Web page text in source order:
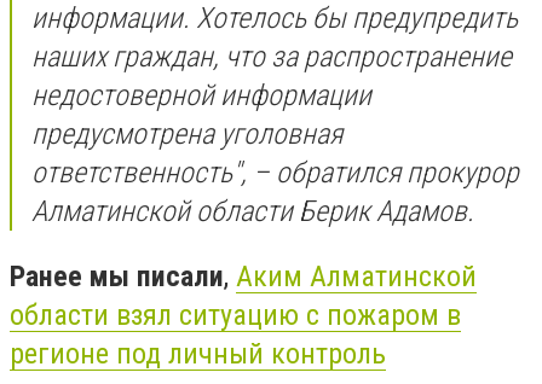
информации. Хотелось бы предупредить
наших граждан, что за распространение
недостоверной информации
предусмотрена уголовная
ответственность", – обратился прокурор
Алматинской области Берик Адамов.
Ранее мы писали, Аким Алматинской
области взял ситуацию с пожаром в
регионе под личный контроль